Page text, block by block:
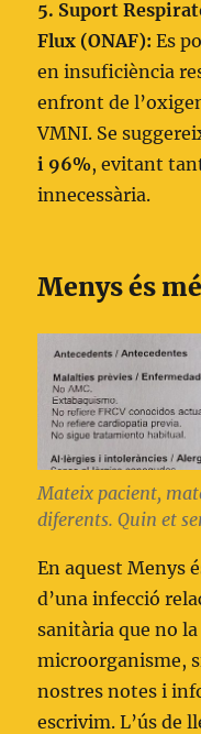
5. Suport
Flux (ONAF): Es
en insuficiència
enfront de
VMNI. Se
i 96%, evitant
innecessària.
Menys és
Mateix pacient,
diferents. Quin et
En aquest Menys
d’una infecció
sanitària que no
microorganisme,
nostres notes i
escrivim. L’ús de